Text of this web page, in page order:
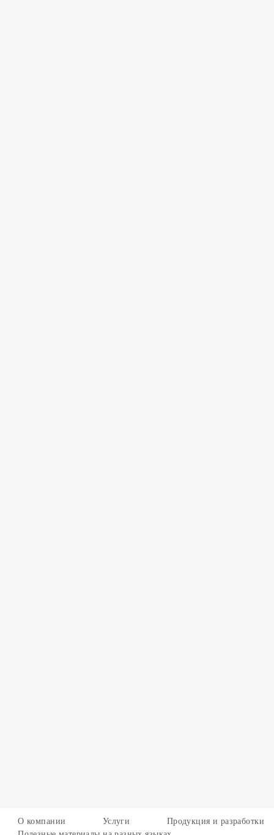
О компании Услуги
Продукция и разработки